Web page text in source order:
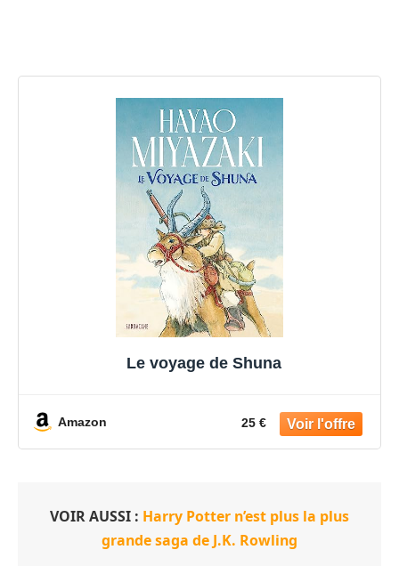
Le voyage de Shuna
Amazon 25 €
VOIR AUSSI : Harry Potter n’est plus la plus
grande saga de J.K. Rowling